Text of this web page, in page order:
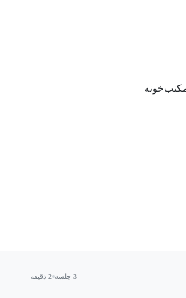
مکتب‌خونه
3 جلسه 2 دقیقه